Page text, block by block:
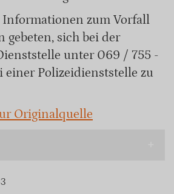
Informationen zum Vorfall
gebeten, sich bei der
unter 069 / 755 -
einer Polizeidienststelle zu
Originalquelle